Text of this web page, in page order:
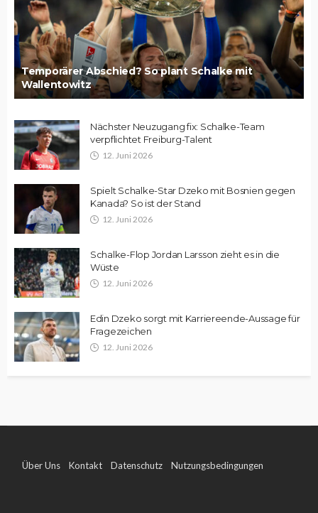
Temporärer Abschied? So plant Schalke mit
Wallentowitz
Nächster Neuzugang fix: Schalke-Team
verpflichtet Freiburg-Talent
12. Juni 2026
Spielt Schalke-Star Dzeko mit Bosnien gegen
Kanada? So ist der Stand
12. Juni 2026
Schalke-Flop Jordan Larsson zieht es in die
Wüste
12. Juni 2026
Edin Dzeko sorgt mit Karriereende-Aussage für
Fragezeichen
12. Juni 2026
Über Uns Kontakt Datenschutz Nutzungsbedingungen